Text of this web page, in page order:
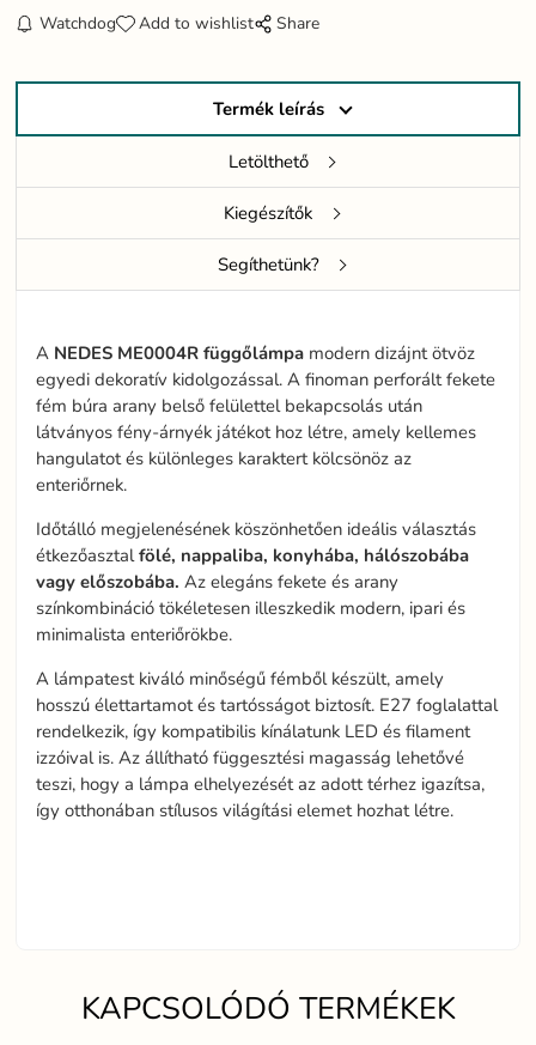
Watchdog Add to wishlist Share
Termék leírás
Letölthető
Kiegészítők
Segíthetünk?
A NEDES ME0004R függőlámpa modern dizájnt ötvöz
egyedi dekoratív kidolgozással. A finoman perforált fekete
fém búra arany belső felülettel bekapcsolás után
látványos fény-árnyék játékot hoz létre, amely kellemes
hangulatot és különleges karaktert kölcsönöz az
enteriőrnek.
Időtálló megjelenésének köszönhetően ideális választás
étkezőasztalfölé, nappaliba, konyhába, hálószobába
vagy előszobába. Az elegáns fekete és arany
színkombináció tökéletesen illeszkedik modern, ipari és
minimalista enteriőrökbe.
A lámpatest kiváló minőségű fémből készült, amely
hosszú élettartamot és tartósságot biztosít. E27 foglalattal
rendelkezik, így kompatibilis kínálatunk LED és filament
izzóival is. Az állítható függesztési magasság lehetővé
teszi, hogy a lámpa elhelyezését az adott térhez igazítsa,
így otthonában stílusos világítási elemet hozhat létre.
KAPCSOLÓDÓ TERMÉKEK